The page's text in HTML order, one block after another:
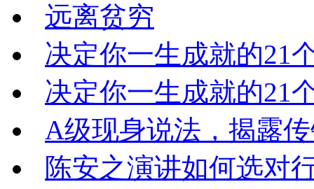
远离贫穷
决定你一生成就的21
决定你一生成就的21
A级现身说法，揭露
陈安之演讲如何选对